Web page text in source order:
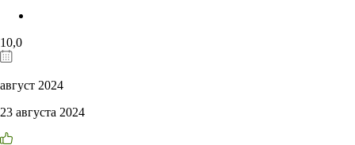
10,0
август 2024
23 августа 2024